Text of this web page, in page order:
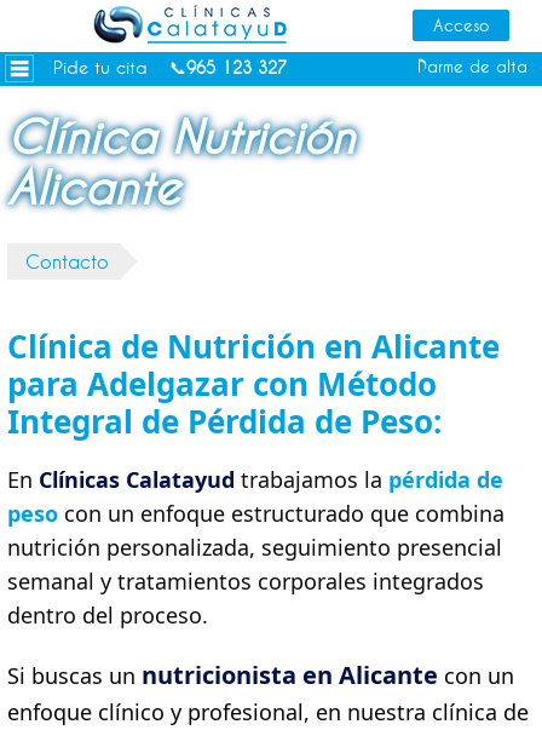
Pide tu cita 📞965 123 327 Darme de alta
Dietas personalizadas
Tratamientos Corporales
Depilación Láser Alicante
Contacto
Consejos de salud
Clínica Nutrición
Alicante
Contacto
Clínica de Nutrición en Alicante
para Adelgazar con Método
Integral de Pérdida de Peso:
En Clínicas Calatayud trabajamos la pérdida de
peso con un enfoque estructurado que combina
nutrición personalizada, seguimiento presencial
semanal y tratamientos corporales integrados
dentro del proceso.
Si buscas un nutricionista en Alicante con un
enfoque clínico y profesional, en nuestra clínica de